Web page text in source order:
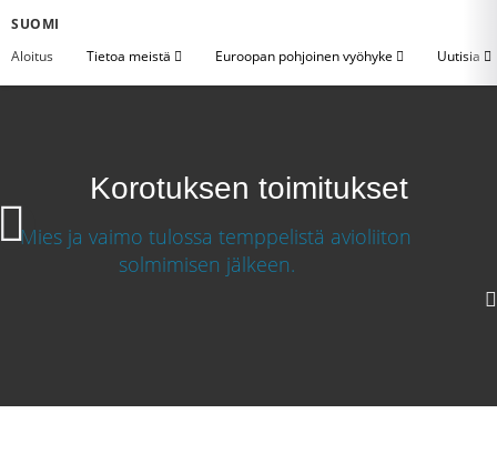
SUOMI
Aloitus
Tietoa meistä Euroopan pohjoinen vyöhyke Uutisia
Korotuksen toimitukset